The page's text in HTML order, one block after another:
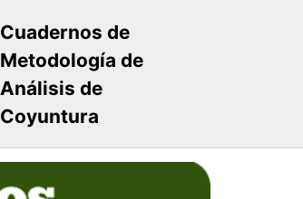
Cuadernos de
Metodología de
Análisis de
Coyuntura